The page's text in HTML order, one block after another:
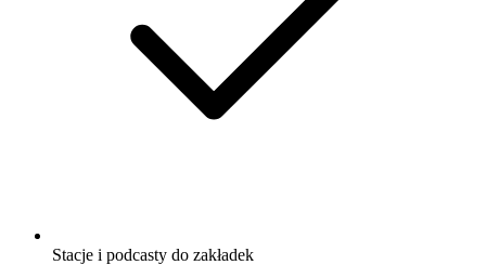
Stacje i podcasty do zakładek